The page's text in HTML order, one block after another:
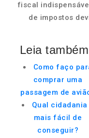
fiscal
de impostos
Leia também
Como faço
comprar uma
passagem de
Qual cidadania
mais fácil de
conseguir?